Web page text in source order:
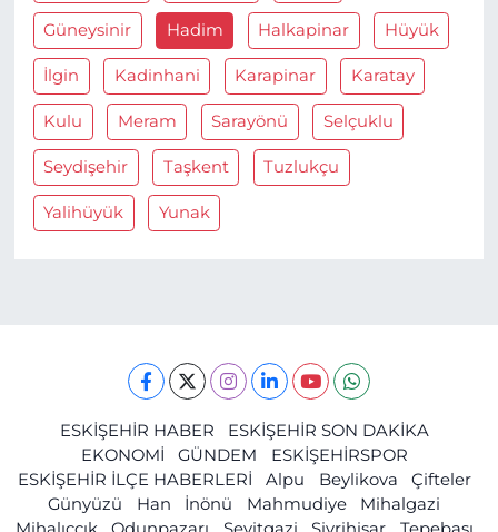
Güneysinir Hadim Halkapinar Hüyük
İlgin Kadinhani Karapinar Karatay
Kulu Meram Sarayönü Selçuklu
Seydişehir Taşkent Tuzlukçu
Yalihüyük Yunak
ESKİŞEHİR HABER
ESKİŞEHİR SON DAKİKA
EKONOMİ
GÜNDEM
ESKİŞEHİRSPOR
ESKİŞEHİR İLÇE HABERLERİ
Alpu Beylikova
Çifteler
Günyüzü
Han İnönü Mahmudiye
Mihalgazi